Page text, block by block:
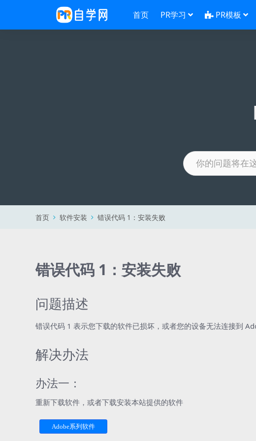
首页 PR学习 PR模板
首页 软件安装 错误代码 1：安装失败
错误代码 1：安装失败
问题描述
错误代码 1 表示您下载的软件已损坏，或者您的设备无法连接到
解决办法
办法一：
重新下载软件，或者下载安装本站提供的软件
Adobe系列软件